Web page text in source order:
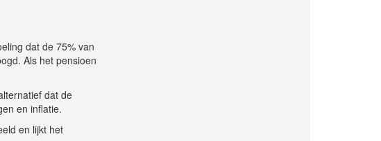
dat de 75% van
Als het pensioen
dat de
en inflatie.
en lijkt het